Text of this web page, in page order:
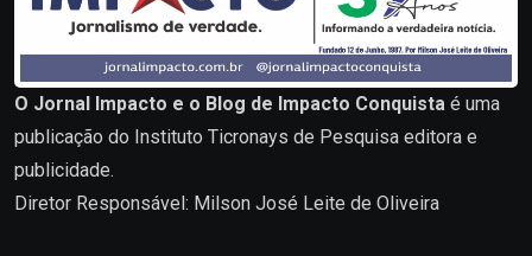
O Jornal Impacto e o Blog de Impacto Conquista é uma
publicação do Instituto Ticronays de Pesquisa editora e
publicidade.
Diretor Responsável: Milson José Leite de Oliveira